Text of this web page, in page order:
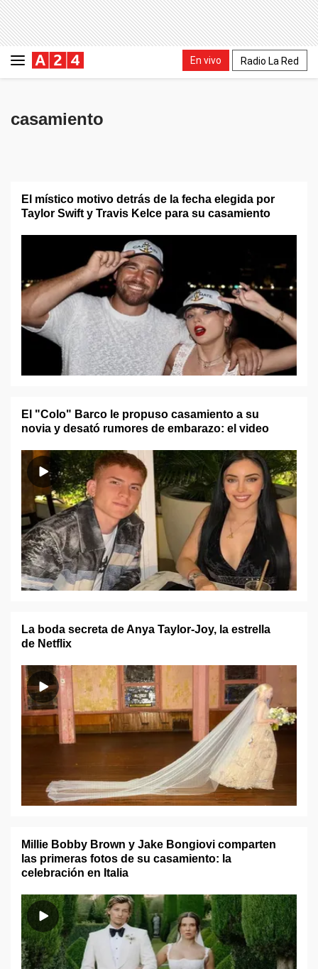
En vivo Radio La Red
casamiento
El místico motivo detrás de la fecha elegida por
Taylor Swift y Travis Kelce para su casamiento
El "Colo" Barco le propuso casamiento a su
novia y desató rumores de embarazo: el video
La boda secreta de Anya Taylor-Joy, la estrella
de Netflix
Millie Bobby Brown y Jake Bongiovi comparten
las primeras fotos de su casamiento: la
celebración en Italia